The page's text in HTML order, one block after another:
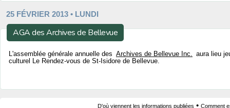
25 FÉVRIER 2013 • LUNDI
AGA des Archives de Bellevue
L'assemblée générale annuelle des Archives de Bellevue Inc. aura lieu
culturel Le Rendez-vous de St-Isidore de Bellevue.
D'où viennent les informations publiées • Comment